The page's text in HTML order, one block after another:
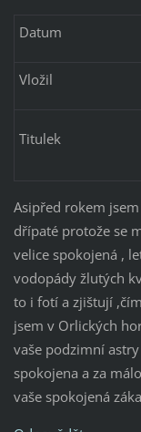
Datum
Vložil
Titulek
Asipřed rokem
dřípaté protože se
velice spokojená ,
vodopády žlutých
to i fotí a zjištují
jsem v Orlických
vaše podzimní
spokojena a za
vaše spokojená